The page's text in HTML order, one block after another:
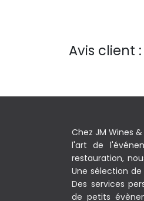
Avis client :
Chez JM Wines
l'art de
restauration,
Une sélection
Des services
de petits